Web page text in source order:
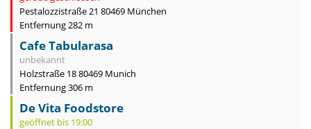
Pestalozzistraße 21 80469 München
Entfernung 282 m
Cafe Tabularasa
unbekannt
Holzstraße 18 80469 Munich
Entfernung 306 m
De Vita Foodstore
geöffnet bis 19:00